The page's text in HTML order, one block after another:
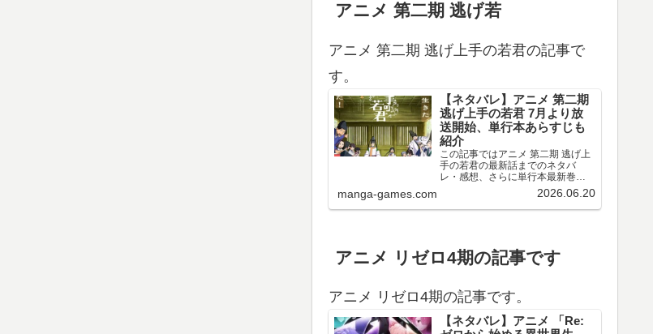
アニメ 第二期 逃げ若
アニメ 第二期 逃げ上手の若君の記事で
す。
【ネタバレ】アニメ 第二期
逃げ上手の若君 7月より放
送開始、単行本あらすじも
紹介
この記事ではアニメ 第二期 逃げ上
手の若君の最新話までのネタバ
レ・感想、さらに単行本最新巻ま
でのあらすじ・まとめ等をご紹介
します。TVアニメ 逃げ上手の若君
第十三～十五回のネタバレ、感想
manga-games.com 2026.06.20
アニメ リゼロ4期の記事です
アニメ リゼロ4期の記事です。
【ネタバレ】アニメ 「Re: